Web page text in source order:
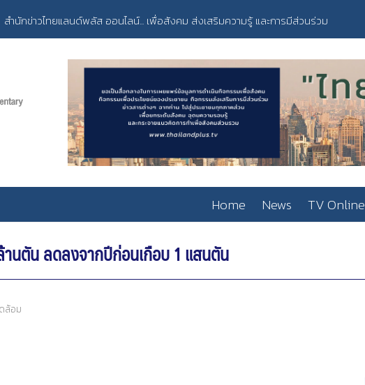
สำนักข่าวไทยแลนด์พลัส ออนไลน์... เพื่อสังคม ส่งเสริมความรู้ และการมีส่วนร่วม
Home News TV Online
นตัน ลดลงจากปีก่อนเกือบ 1 แสนตัน
ล้อม